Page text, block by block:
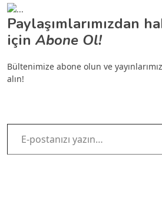
Paylaşımlarımızdan
için Abone Ol!
Bültenimize abone olun ve
alın!
E-postanızı yazın…